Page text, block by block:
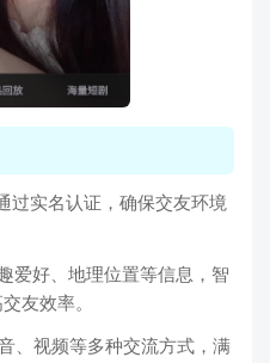
过实名认证，确保交友环境
爱好、地理位置等信息，智
友效率。
、视频等多种交流方式，满